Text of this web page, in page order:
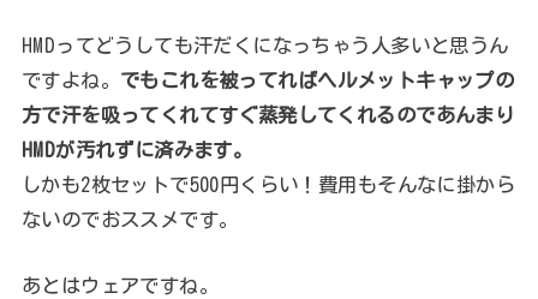
HMDってどうしても汗だくになっちゃう人多いと思うん
ですよね。 でもこれを被ってればヘルメットキャップの
方で汗を吸ってくれてすぐ蒸発してくれるのであんまり
HMDが汚れずに済みます。
しかも2枚セットで500円くらい！費用もそんなに掛から
ないのでおススメです。
あとはウェアですね。